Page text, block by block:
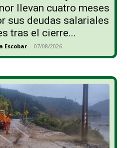
llevan cuatro meses
sus deudas salariales
tras el cierre...
Escobar - 07/08/2026